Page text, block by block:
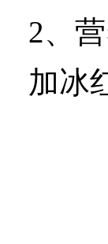
2、
加冰